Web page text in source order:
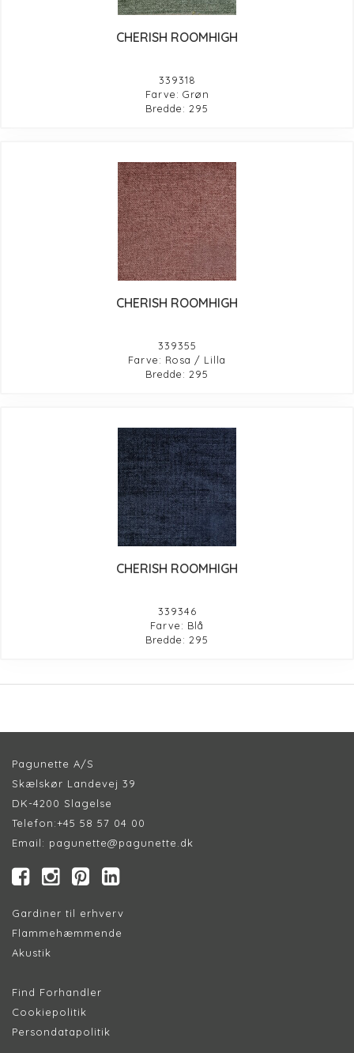
CHERISH ROOMHIGH
339318
Farve: Grøn
Bredde: 295
CHERISH ROOMHIGH
339355
Farve: Rosa / Lilla
Bredde: 295
CHERISH ROOMHIGH
339346
Farve: Blå
Bredde: 295
Pagunette A/S
Skælskør Landevej 39
DK-4200 Slagelse
Telefon:+45 58 57 04 00
Email: pagunette@pagunette.dk
Gardiner til erhverv
Flammehæmmende
Akustik
Find Forhandler
Cookiepolitik
Persondatapolitik